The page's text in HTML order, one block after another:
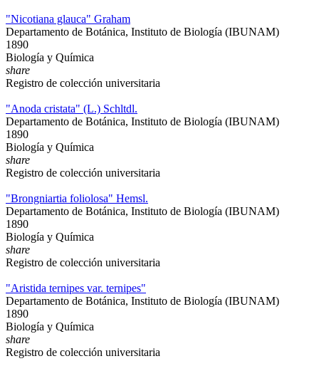
"Nicotiana glauca" Graham
Departamento de Botánica, Instituto de Biología (IBUNAM)
1890
Biología y Química
share
Registro de colección universitaria
"Anoda cristata" (L.) Schltdl.
Departamento de Botánica, Instituto de Biología (IBUNAM)
1890
Biología y Química
share
Registro de colección universitaria
"Brongniartia foliolosa" Hemsl.
Departamento de Botánica, Instituto de Biología (IBUNAM)
1890
Biología y Química
share
Registro de colección universitaria
"Aristida ternipes var. ternipes"
Departamento de Botánica, Instituto de Biología (IBUNAM)
1890
Biología y Química
share
Registro de colección universitaria